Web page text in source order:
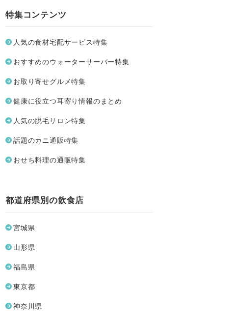
特集コンテンツ
人気の食材宅配サービス特集
おすすめのウォーターサーバー特集
お取り寄せグルメ特集
健康に役立つ耳寄り情報のまとめ
人気の脱毛サロン特集
話題のカニ通販特集
おせち料理の通販特集
都道府県別の飲食店
宮城県
山形県
福島県
東京都
神奈川県